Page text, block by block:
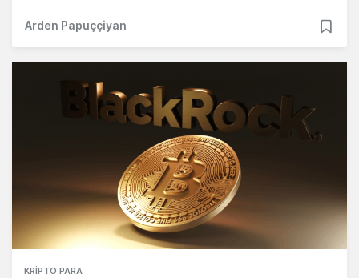
Arden Papuççiyan
KRIPTO PARA